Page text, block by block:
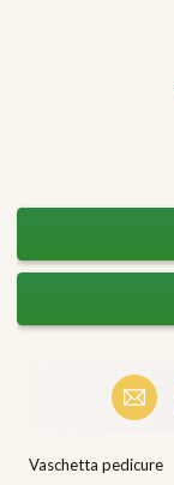
Email
Vaschetta pedicure